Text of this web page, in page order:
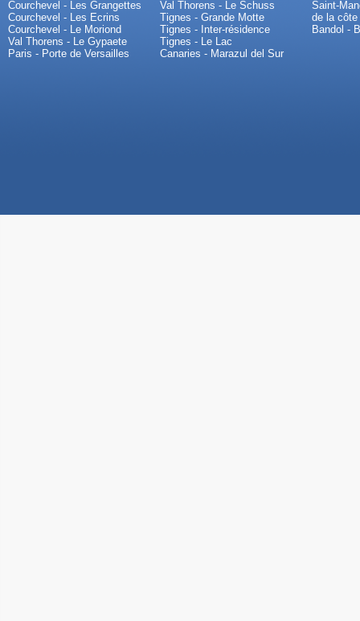
Courchevel - Les Grangettes
Courchevel - Les Ecrins
Courchevel - Le Moriond
Val Thorens - Le Gypaete
Paris - Porte de Versailles
Val Thorens - Le Schuss
Tignes - Grande Motte
Tignes - Inter-résidence
Tignes - Le Lac
Canaries - Marazul del Sur
Saint-
de la côte
Bandol -